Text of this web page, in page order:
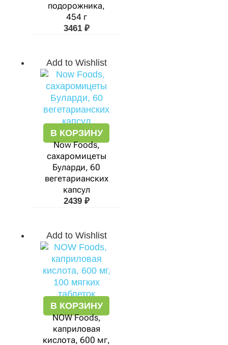
подорожника,
454 г
3461 ₽
Add to Wishlist
В КОРЗИНУ
Now Foods,
сахаромицеты
Буларди, 60
вегетарианских
капсул
2439 ₽
Add to Wishlist
В КОРЗИНУ
NOW Foods,
каприловая
кислота, 600 мг,